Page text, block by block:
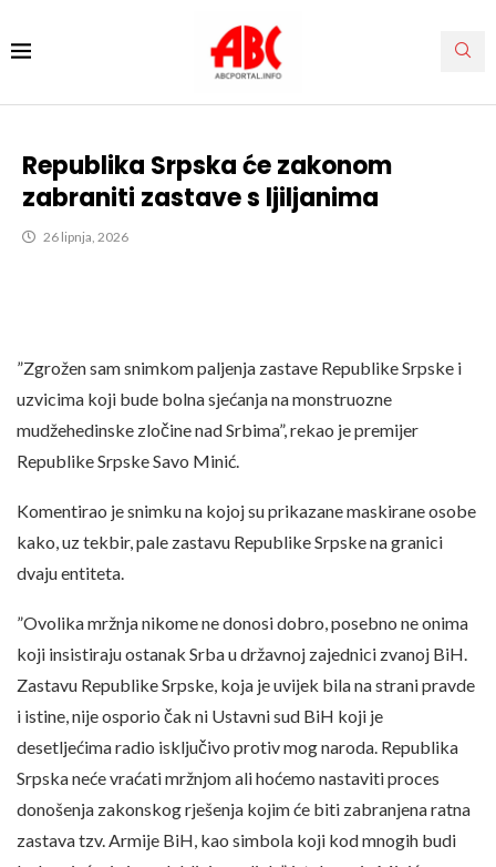
Republika Srpska će zakonom
zabraniti zastave s ljiljanima
26 lipnja, 2026
”Zgrožen sam snimkom paljenja zastave Republike Srpske i
uzvicima koji bude bolna sjećanja na monstruozne
mudžehedinske zločine nad Srbima”, rekao je premijer
Republike Srpske Savo Minić.
Komentirao je snimku na kojoj su prikazane maskirane osobe
kako, uz tekbir, pale zastavu Republike Srpske na granici
dvaju entiteta.
”Ovolika mržnja nikome ne donosi dobro, posebno ne onima
koji insistiraju ostanak Srba u državnoj zajednici zvanoj BiH.
Zastavu Republike Srpske, koja je uvijek bila na strani pravde
i istine, nije osporio čak ni Ustavni sud BiH koji je
desetljećima radio isključivo protiv mog naroda. Republika
Srpska neće vraćati mržnjom ali hoćemo nastaviti proces
donošenja zakonskog rješenja kojim će biti zabranjena ratna
zastava tzv. Armije BiH, kao simbola koji kod mnogih budi